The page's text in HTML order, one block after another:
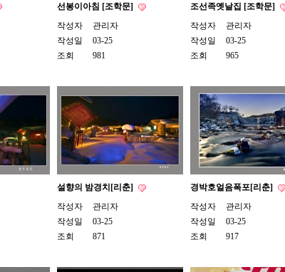
선봉이아침 [조학문]
작성자
관리자
작성일
03-25
조회
981
조선족옛날집 [조학문]
작성자
관리자
작성일
03-25
조회
965
설향의 밤경치[리춘]
작성자
관리자
작성일
03-25
조회
871
경박호얼음폭포[리춘]
작성자
관리자
작성일
03-25
조회
917